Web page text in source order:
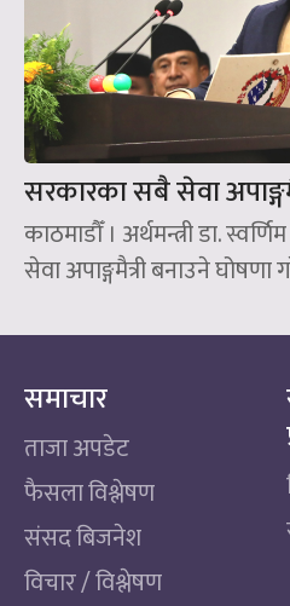
सरकारका सबै सेवा
काठमाडौँ । अर्थमन्त्री डा.
सेवा अपाङ्गमैत्री बनाउने
समाचार
ताजा अपडेट
फैसला विश्लेषण
संसद बिजनेश
विचार / विश्लेषण